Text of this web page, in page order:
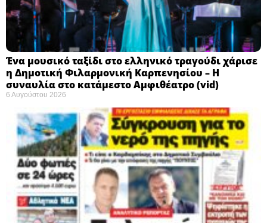
Ένα μουσικό ταξίδι στο ελληνικό τραγούδι χάρισε
η Δημοτική Φιλαρμονική Καρπενησίου – Η
συναυλία στο κατάμεστο Αμφιθέατρο (vid)
6 Αυγούστου 2026